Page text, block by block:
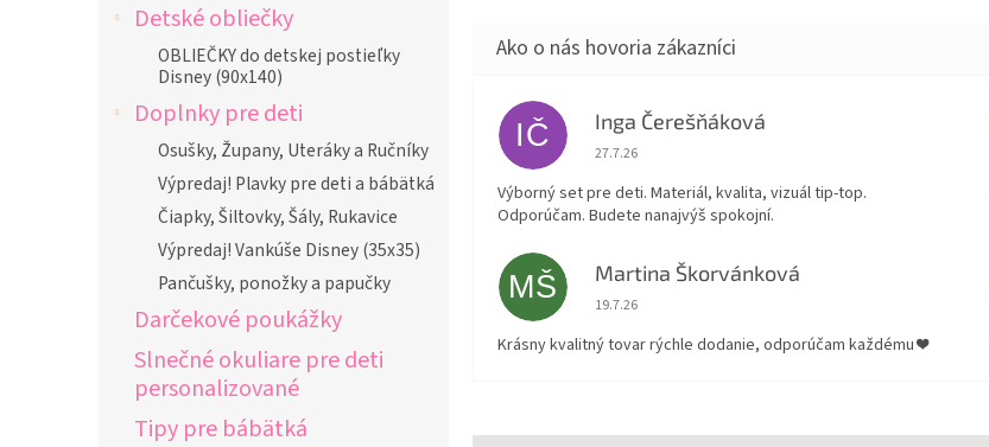
Detské obliečky
OBLIEČKY do detskej postieľky
Disney (90x140)
Doplnky pre deti
Osušky, Župany, Uteráky a Ručníky
Výpredaj! Plavky pre deti a bábätká
Čiapky, Šiltovky, Šály, Rukavice
Výpredaj! Vankúše Disney (35x35)
Pančušky, ponožky a papučky
Darčekové poukážky
Slnečné okuliare pre deti
personalizované
Tipy pre bábätká
IČ Inga Čerešňáková
Hodnotenie obchodu je 5 z 5 hviezdičiek.
27.7.26
Výborný set pre deti. Materiál, kvalita, vizuál tip-top.
Odporúčam. Budete nanajvýš spokojní.
MŠ Martina Škorvánková
Hodnotenie obchodu je 5 z 5 hviezdičiek.
19.7.26
Krásny kvalitný tovar rýchle dodanie, odporúčam každému ❤️